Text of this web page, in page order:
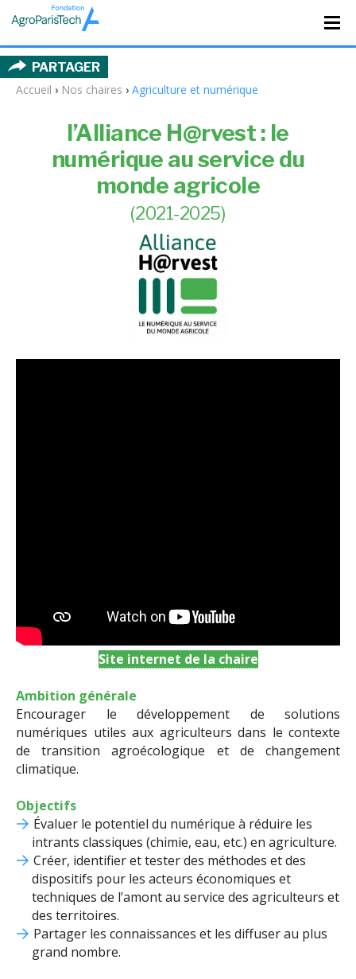
PARTAGER
Accueil › Nos chaires › Agriculture et numérique
l’Alliance H@rvest : le
numérique au service du
monde agricole
(2021-2025)
Site internet de la chaire
Ambition générale
Encourager le développement de solutions
numériques utiles aux agriculteurs dans le contexte
de transition agroécologique et de changement
climatique.
Objectifs
Évaluer le potentiel du numérique à réduire les
intrants classiques (chimie, eau, etc.) en agriculture.
Créer, identifier et tester des méthodes et des
dispositifs pour les acteurs économiques et
techniques de l’amont au service des agriculteurs et
des territoires.
Partager les connaissances et les diffuser au plus
grand nombre.